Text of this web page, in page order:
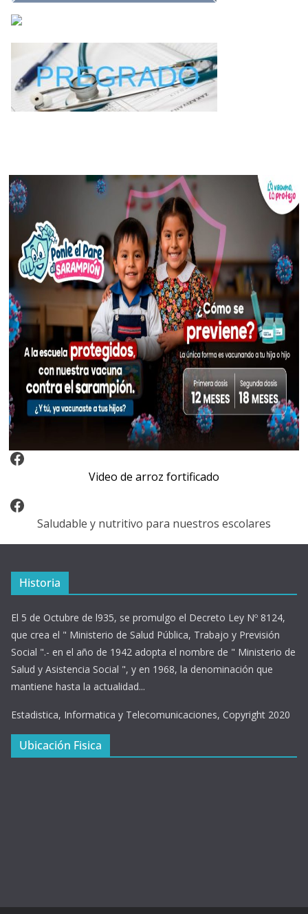
Video Arroz Fortificado
Video de arroz fortificado
Facebook
Saludable y nutritivo para nuestros escolares
Historia
El 5 de Octubre de l935, se promulgo el Decreto Ley Nº 8124,
que crea el " Ministerio de Salud Pública, Trabajo y Previsión
Social ".- en el año de 1942 adopta el nombre de " Ministerio de
Salud y Asistencia Social ", y en 1968, la denominación que
mantiene hasta la actualidad...
Estadistica, Informatica y Telecomunicaciones, Copyright 2020
Ubicación Fisica